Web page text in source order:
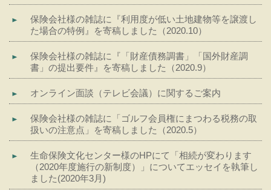
保険会社様の雑誌に『利用度が低い土地建物等を譲渡し
た場合の特例』を寄稿しました（2020.10）
保険会社様の雑誌に『「財産債務調書」「国外財産調
書」の提出要件』を寄稿しました（2020.9）
オンライン面談（テレビ会議）に関するご案内
保険会社様の雑誌に「ゴルフ会員権にまつわる税務の取
扱いの注意点」を寄稿しました（2020.5）
生命保険文化センター様のHPにて「相続が変わります
（2020年度施行の新制度）」についてエッセイを執筆し
ました(2020年3月)